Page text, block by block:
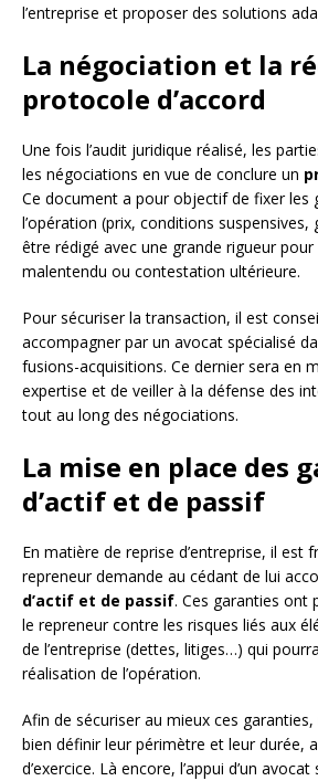
l’entreprise et proposer des solutions
La négociation et la
protocole d’accord
Une fois l’audit juridique réalisé, les
les négociations en vue de conclure un
Ce document a pour objectif de fixer les
l’opération (prix, conditions
être rédigé avec une grande rigueur
malentendu ou contestation ultérieure.
Pour sécuriser la transaction, il est
accompagner par un avocat spécialisé
fusions-acquisitions. Ce dernier sera en
expertise et de veiller à la défense des
tout au long des négociations.
La mise en place des
d’actif et de passif
En matière de reprise d’entreprise, il est
repreneur demande au cédant de lui
d’actif et de passif. Ces garanties ont
le repreneur contre les risques liés aux
de l’entreprise (dettes, litiges…) qui
réalisation de l’opération.
Afin de sécuriser au mieux ces
bien définir leur périmètre et leur durée,
d’exercice. Là encore, l’appui d’un